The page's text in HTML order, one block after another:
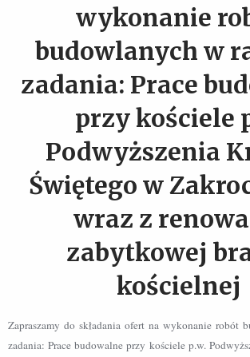
wykonanie
budowlanych w
zadania: Prace
przy kościele
Podwyższenia
Świętego w
wraz z
zabytkowej
kościelnej
Zapraszamy do składania ofert na wykonanie robót
zadania: Prace budowalne przy kościele p.w.